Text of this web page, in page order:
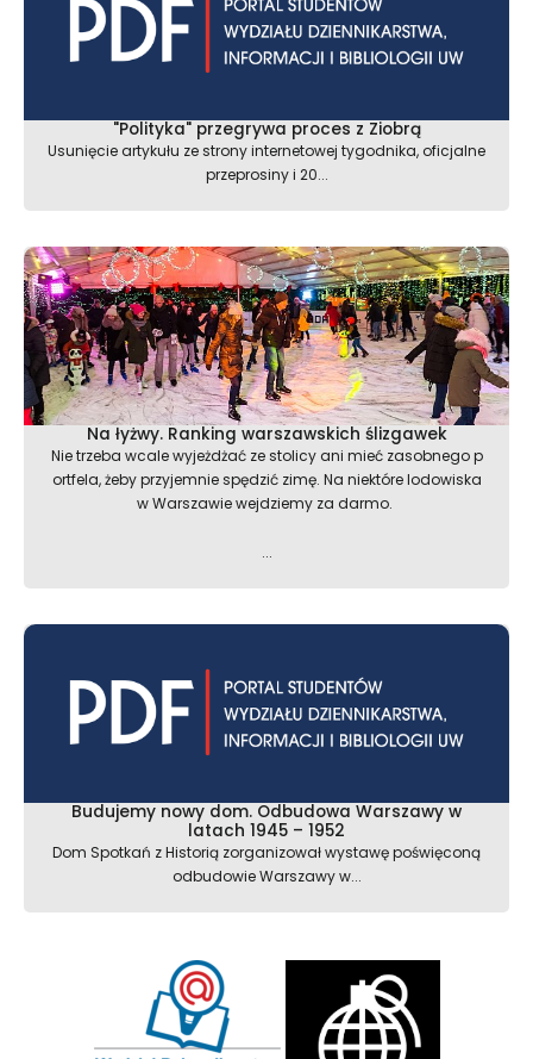
"Polityka" przegrywa proces z Ziobrą
Usunięcie artykułu ze strony internetowej tygodnika, oficjalne
przeprosiny i 20...
Na łyżwy. Ranking warszawskich ślizgawek
Nie trzeba wcale wyjeżdżać ze stolicy ani mieć zasobnego p
ortfela, żeby przyjemnie spędzić zimę. Na niektóre lodowiska
w Warszawie wejdziemy za darmo.
...
Budujemy nowy dom. Odbudowa Warszawy w
latach 1945 – 1952
Dom Spotkań z Historią zorganizował wystawę poświęconą
odbudowie Warszawy w...